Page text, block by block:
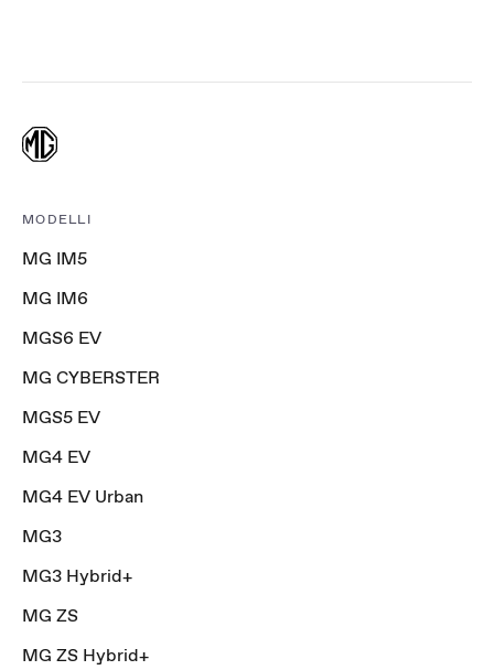
MODELLI
MG IM5
MG IM6
MGS6 EV
MG CYBERSTER
MGS5 EV
MG4 EV
MG4 EV Urban
MG3
MG3 Hybrid+
MG ZS
MG ZS Hybrid+